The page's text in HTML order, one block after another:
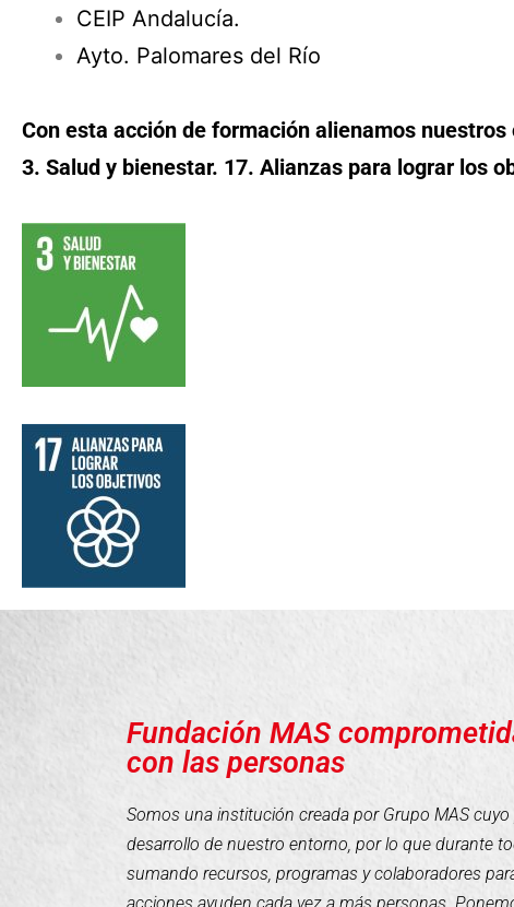
CEIP Andalucía.
Ayto. Palomares del Río
Con esta acción de formación alienamos
3. Salud y bienestar. 17. Alianzas para lograr los
Fundación MAS
con las personas
Somos una institución creada por Grupo MAS
desarrollo de nuestro entorno, por lo que durante
sumando recursos, programas y colaboradores